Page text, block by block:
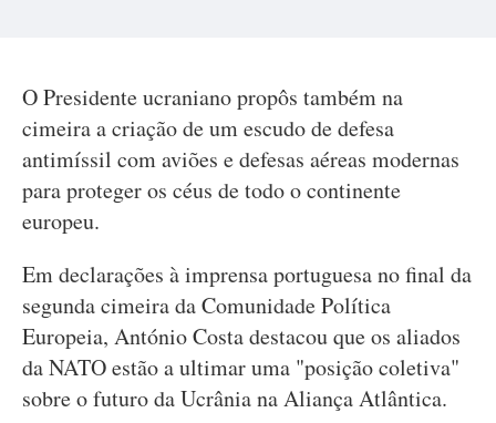
O Presidente ucraniano propôs também na
cimeira a criação de um escudo de defesa
antimíssil com aviões e defesas aéreas modernas
para proteger os céus de todo o continente
europeu.
Em declarações à imprensa portuguesa no final da
segunda cimeira da Comunidade Política
Europeia, António Costa destacou que os aliados
da NATO estão a ultimar uma "posição coletiva"
sobre o futuro da Ucrânia na Aliança Atlântica.